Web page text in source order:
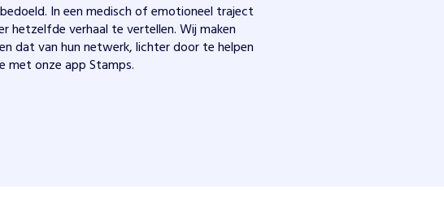
In een medisch of emotioneel traject
hetzelfde verhaal te vertellen. Wij maken
dat van hun netwerk, lichter door te helpen
met onze app Stamps.